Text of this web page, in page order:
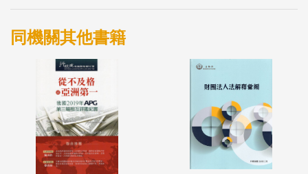
中高等行政法院8則、高雄高等行政法院5則，合計共
153則裁判。
同機關其他書籍